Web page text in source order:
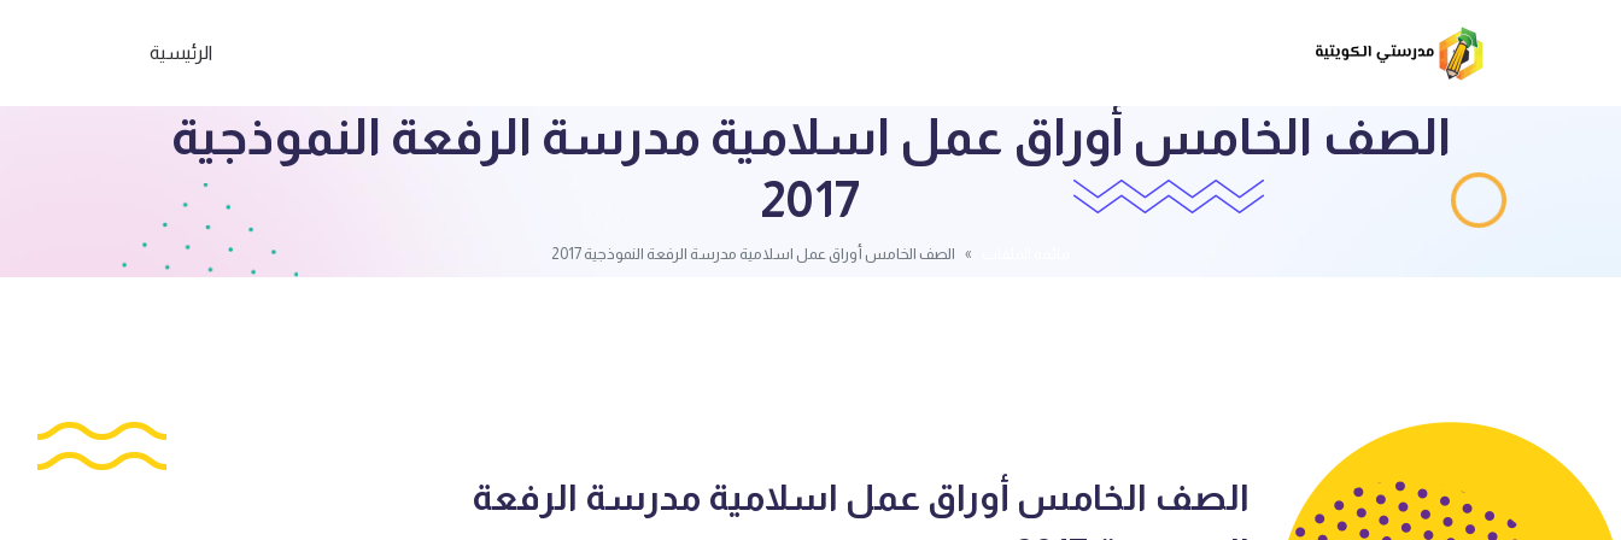
الرئيسية
الصف الخامس أوراق عمل اسلامية مدرسة الرفعة النموذجية
2017
الصف الخامس أوراق عمل اسلامية مدرسة الرفعة النموذجية 2017
الصف الخامس أوراق عمل اسلامية مدرسة الرفعة